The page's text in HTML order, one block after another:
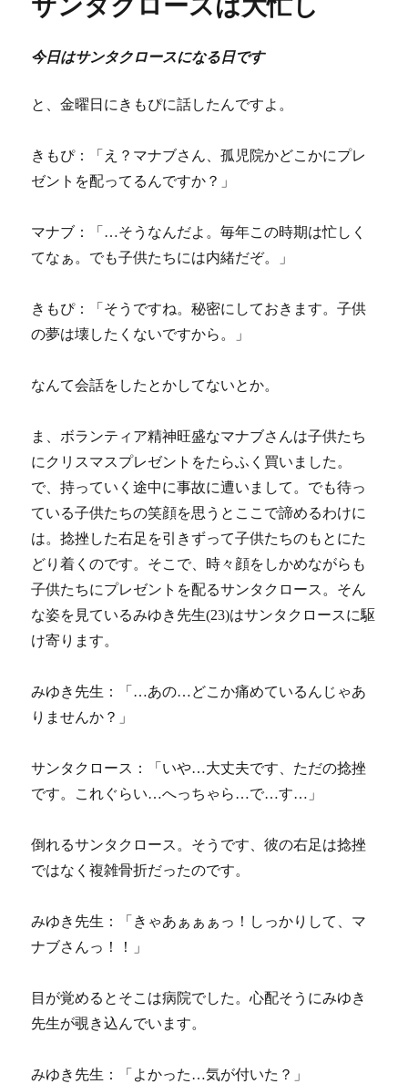
ー
サンタクロースは大忙し
今日はサンタクロースになる日です
と、金曜日にきもぴに話したんですよ。
きもぴ：「え？マナブさん、孤児院かどこかにプレ
ゼントを配ってるんですか？」
マナブ：「…そうなんだよ。毎年この時期は忙しく
てなぁ。でも子供たちには内緒だぞ。」
きもぴ：「そうですね。秘密にしておきます。子供
の夢は壊したくないですから。」
なんて会話をしたとかしてないとか。
ま、ボランティア精神旺盛なマナブさんは子供たち
にクリスマスプレゼントをたらふく買いました。
で、持っていく途中に事故に遭いまして。でも待っ
ている子供たちの笑顔を思うとここで諦めるわけに
は。捻挫した右足を引きずって子供たちのもとにた
どり着くのです。そこで、時々顔をしかめながらも
子供たちにプレゼントを配るサンタクロース。そん
な姿を見ているみゆき先生(23)はサンタクロースに駆
け寄ります。
みゆき先生：「…あの…どこか痛めているんじゃあ
りませんか？」
サンタクロース：「いや…大丈夫です、ただの捻挫
です。これぐらい…へっちゃら…で…す…」
倒れるサンタクロース。そうです、彼の右足は捻挫
ではなく複雑骨折だったのです。
みゆき先生：「きゃあぁぁぁっ！しっかりして、マ
ナブさんっ！！」
目が覚めるとそこは病院でした。心配そうにみゆき
先生が覗き込んでいます。
みゆき先生：「よかった…気が付いた？」